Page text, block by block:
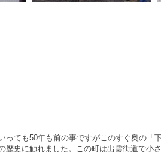
ても50年も前の事ですがこのすぐ奥の「
史に触れました。この町は出雲街道で小